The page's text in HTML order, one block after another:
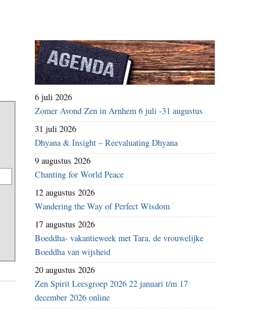
6 juli 2026
Zomer Avond Zen in Arnhem 6 juli -31 augustus
31 juli 2026
Dhyana & Insight – Reevaluating Dhyana
9 augustus 2026
Chanting for World Peace
12 augustus 2026
Wandering the Way of Perfect Wisdom
17 augustus 2026
Boeddha- vakantieweek met Tara, de vrouwelijke
Boeddha van wijsheid
20 augustus 2026
Zen Spirit Leesgroep 2026 22 januari t/m 17
december 2026 online